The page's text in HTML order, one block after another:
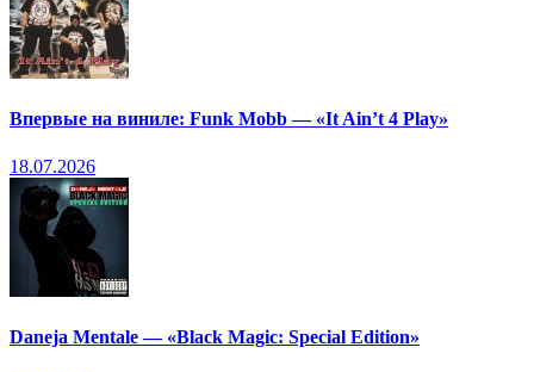
Впервые на виниле: Funk Mobb — «It Ain’t 4 Play»
18.07.2026
Daneja Mentale — «Black Magic: Special Edition»